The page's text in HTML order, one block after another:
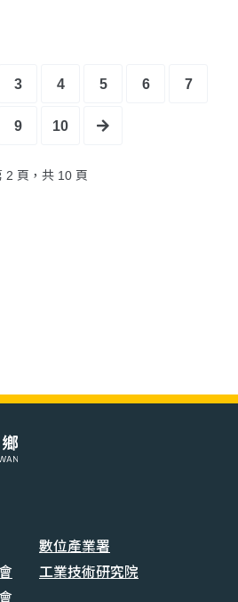
3 4 5 6 7
9 10
2 頁，共 10 頁
數位產業署
工業技術研究院